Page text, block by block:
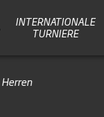
INTERNATIONALE
TURNIERE
Herren